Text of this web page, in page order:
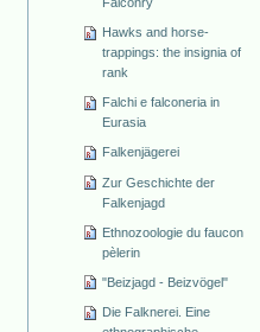
Hawks and horse-
trappings: the insignia of
rank
Falchi e falconeria in
Eurasia
Falkenjägerei
Zur Geschichte der
Falkenjagd
Ethnozoologie du faucon
pèlerin
"Beizjagd - Beizvögel"
Die Falknerei. Eine